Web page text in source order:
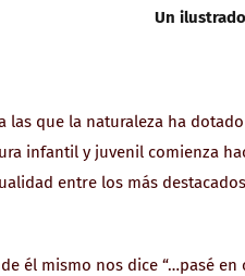
Un
las que la naturaleza ha
infantil y juvenil comienza
entre los más
él mismo nos dice “…pasé